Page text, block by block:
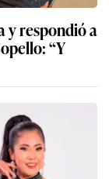
y respondió a
“Y